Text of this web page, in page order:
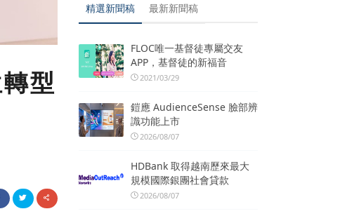
型
精選新聞稿 最新新聞稿
FLOC唯一基督徒專屬交友
APP，基督徒的新福音
2021/03/29
鎧應 AudienceSense 臉部辨
識功能上市
2026/08/07
HDBank 取得越南歷來最大
規模國際銀團社會貸款
2026/08/07